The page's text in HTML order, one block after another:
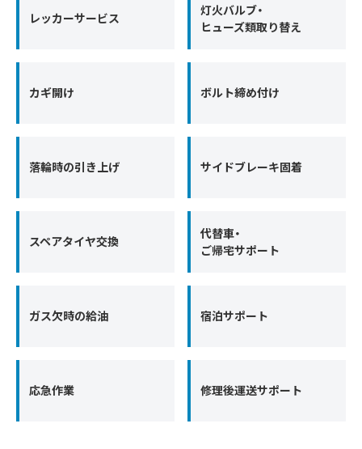
レッカーサービス
灯火バルブ・
ヒューズ類取り替え
カギ開け ボルト締め付け
落輪時の引き上げ サイドブレーキ固着
スペアタイヤ交換
代替車・
ご帰宅サポート
ガス欠時の給油 宿泊サポート
応急作業 修理後運送サポート